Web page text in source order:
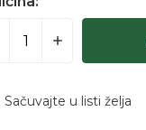
Sačuvajte u listi želja